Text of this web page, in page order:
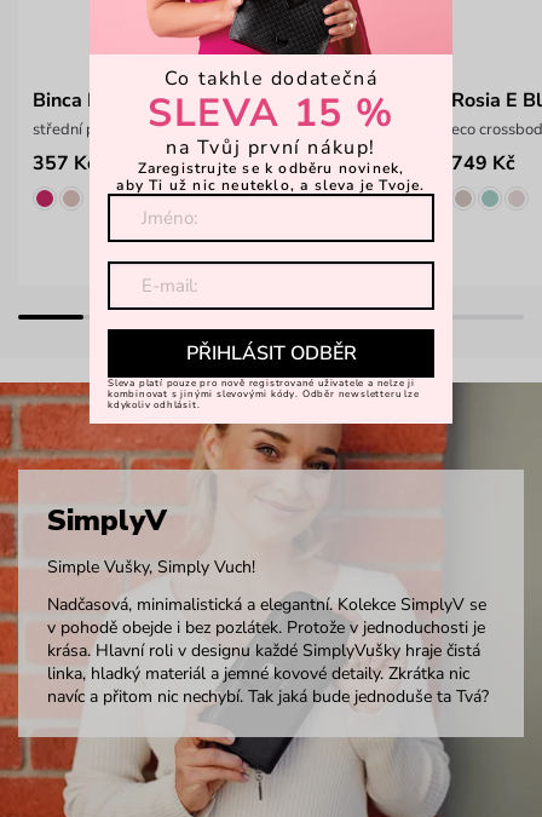
Binca Black
střední prošívaná peněženka
357 Kč 549 Kč
Rosia E
eco
749 Kč
SimplyV
Simple Vušky, Simply Vuch!
Nadčasová, minimalistická a elegantní. Kolekce SimplyV se
v pohodě obejde i bez pozlátek. Protože v jednoduchosti je
krása. Hlavní roli v designu každé SimplyVušky hraje čistá
linka, hladký materiál a jemné kovové detaily. Zkrátka nic
navíc a přitom nic nechybí. Tak jaká bude jednoduše ta Tvá?
Co takhle dodatečná
SLEVA 15 %
na Tvůj první nákup!
Zaregistrujte se k odběru novinek,
aby Ti už nic neuteklo, a sleva je Tvoje.
PŘIHLÁSIT ODBĚR
Sleva platí pouze pro nově registrované uživatele a nelze ji
kombinovat s jinými slevovými kódy. Odběr newsletteru lze
kdykoliv odhlásit.